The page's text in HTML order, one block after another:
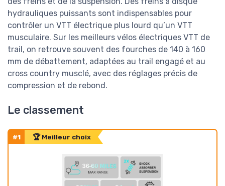
hydrauliques puissants sont indispensables pour
contrôler un VTT électrique plus lourd qu’un VTT
musculaire. Sur les meilleurs vélos électriques VTT de
trail, on retrouve souvent des fourches de 140 à 160
mm de débattement, adaptées au trail engagé et au
cross country musclé, avec des réglages précis de
compression et de rebond.
Le classement
#1 🏆 Meilleur choix